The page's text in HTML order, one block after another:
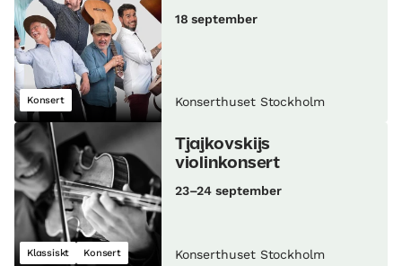
Konsert
18 september
Konserthuset Stockholm
Klassiskt Konsert
Tjajkovskijs
violinkonsert
23–24 september
Konserthuset Stockholm